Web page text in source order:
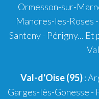
Ormesson-sur-
Mandres-les-Roses
Santeny - Périgny...
Val-d'Oise (95):
Garges-lès-Gonesse -